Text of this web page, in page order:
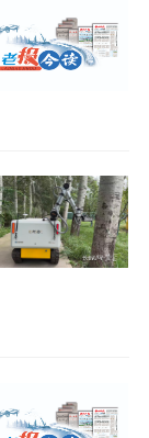
蛋鸡还过